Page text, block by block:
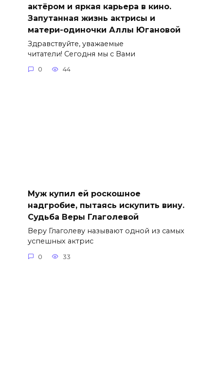
актёром и яркая карьера в кино.
Запутанная жизнь актрисы и
матери-одиночки Аллы Югановой
Здравствуйте, уважаемые
читатели! Сегодня мы с Вами
0 44
Муж купил ей роскошное
надгробие, пытаясь искупить вину.
Судьба Веры Глаголевой
Веру Глаголеву называют одной из самых
успешных актрис
0 33